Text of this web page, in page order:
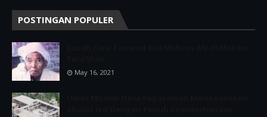
POSTINGAN POPULER
May 16, 2021